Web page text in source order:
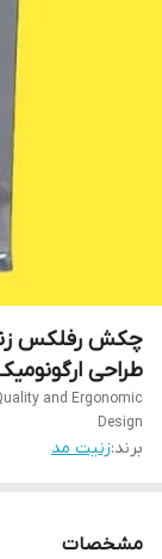
طراحی
and Ergonomic
Design
برند:زنیت مد
مشخصات